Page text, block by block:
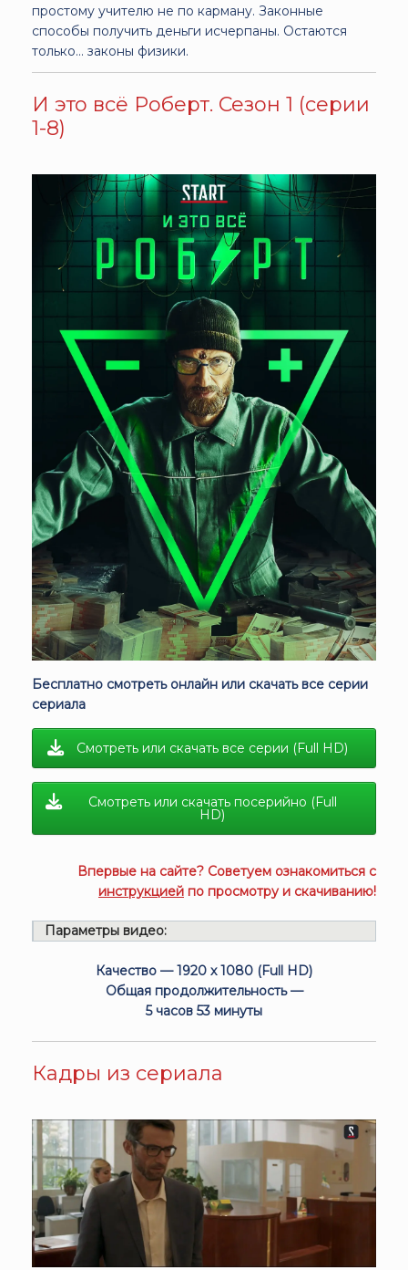
простому учителю не по карману. Законные
способы получить деньги исчерпаны. Остаются
только… законы физики.
И это всё Роберт. Сезон 1 (серии
1-8)
Бесплатно смотреть онлайн или скачать все серии
сериала
Смотреть или скачать все серии (Full HD)
Смотреть или скачать посерийно (Full
HD)
Впервые на сайте? Советуем ознакомиться с
инструкцией по просмотру и скачиванию!
Параметры видео:
Качество — 1920 x 1080 (Full HD)
Общая продолжительность —
5 часов 53 минуты
Кадры из сериала